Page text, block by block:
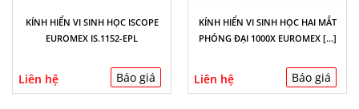
KÍNH HIỂN VI SINH HỌC ISCOPE
EUROMEX IS.1152-EPL
Liên hệ Báo giá
KÍNH HIỂN VI SINH HỌC HAI MẮT
PHÓNG ĐẠI 1000X EUROMEX [...]
Liên hệ Báo giá